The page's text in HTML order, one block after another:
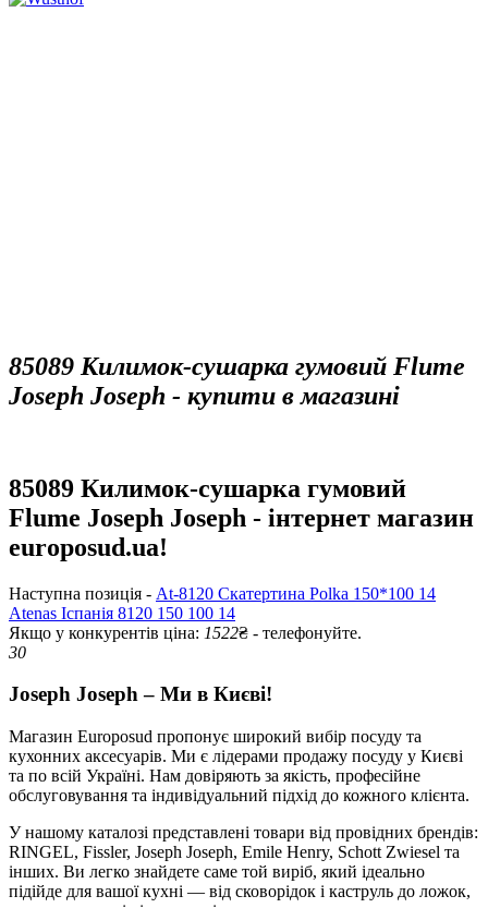
85089 Килимок-сушарка гумовий Flume
Joseph Joseph - купити в магазині
85089 Килимок-сушарка гумовий
Flume Joseph Joseph - інтернет магазин
europosud.ua!
Наступна позиція - At-8120 Скатертина Polka 150*100 14
Atenas Іспанія 8120 150 100 14
Якщо у конкурентів ціна: 1522₴ - телефонуйте.
30
Joseph Joseph – Ми в Києві!
Магазин Europosud пропонує широкий вибір посуду та
кухонних аксесуарів. Ми є лідерами продажу посуду у Києві
та по всій Україні. Нам довіряють за якість, професійне
обслуговування та індивідуальний підхід до кожного клієнта.
У нашому каталозі представлені товари від провідних брендів:
RINGEL, Fissler, Joseph Joseph, Emile Henry, Schott Zwiesel та
інших. Ви легко знайдете саме той виріб, який ідеально
підійде для вашої кухні — від сковорідок і каструль до ложок,